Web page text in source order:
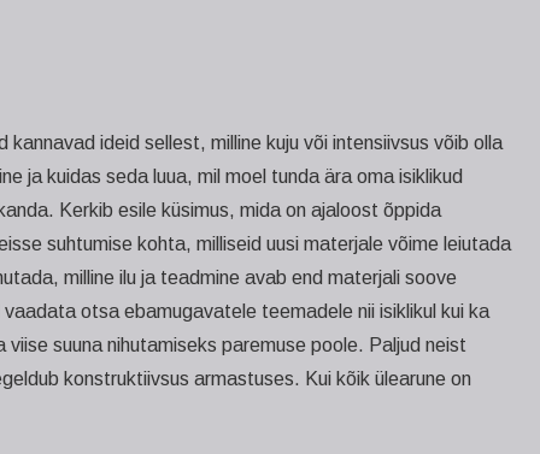
kannavad ideid sellest, milline kuju või intensiivsus võib olla
ja kuidas seda luua, mil moel tunda ära oma isiklikud
Kerkib esile küsimus, mida on ajaloost õppida
suhtumise kohta, milliseid uusi materjale võime leiutada
milline ilu ja teadmine avab end materjali soove
otsa ebamugavatele teemadele nii isiklikul kui ka
viise suuna nihutamiseks paremuse poole. Paljud neist
konstruktiivsus armastuses. Kui kõik ülearune on